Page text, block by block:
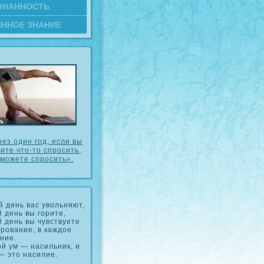
ЗНАНИЕ
один год, если вы
что-то спрοсить,
спрοсить».
день вас увольняют,
день вы горите,
день вы чувствуете
в каждое
ум — насильник, и
это насилие.